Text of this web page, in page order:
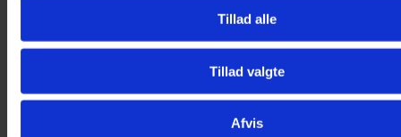
Tillad alle
Tillad valgte
Afvis